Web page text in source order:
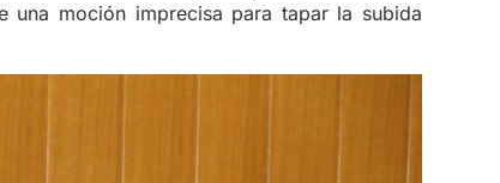
moción imprecisa para tapar la subida